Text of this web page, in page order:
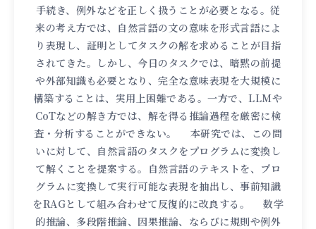
手続き、例外などを正しく扱うことが必要となる。従
来の考え方では、自然言語の文の意味を形式言語によ
り表現し、証明としてタスクの解を求めることが目指
されてきた。しかし、今日のタスクでは、暗黙の前提
や外部知識も必要となり、完全な意味表現を大規模に
構築することは、実用上困難である。一方で、LLMや
CoTなどの解き方では、解を得る推論過程を厳密に検
査・分析することができない。 本研究では、この問
いに対して、自然言語のタスクをプログラムに変換し
て解くことを提案する。自然言語のテキストを、プロ
グラムに変換して実行可能な表現を抽出し、事前知識
をRAGとして組み合わせて反復的に改良する。 数学
的推論、多段階推論、因果推論、ならびに規則や例外